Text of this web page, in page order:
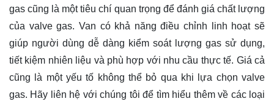
gas cũng là một tiêu chí quan trọng để đánh giá chất lượng
của valve gas. Van có khả năng điều chỉnh linh hoạt sẽ
giúp người dùng dễ dàng kiểm soát lượng gas sử dụng,
tiết kiệm nhiên liệu và phù hợp với nhu cầu thực tế. Giá cả
cũng là một yếu tố không thể bỏ qua khi lựa chọn valve
gas. Hãy liên hệ với chúng tôi để tìm hiểu thêm về các loại